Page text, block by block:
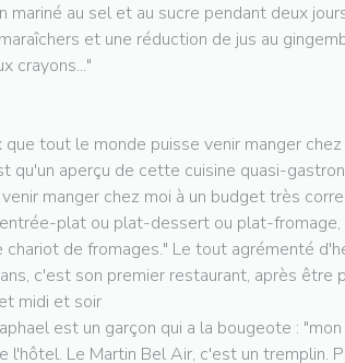
mariné au sel et au sucre pendant deux
et une réduction de jus au
crayons..."
que tout le monde puisse venir manger
qu'un aperçu de cette cuisine quasi-
manger chez moi à un budget très
plat ou plat-dessert ou plat-
chariot de fromages." Le tout agrémenté
c'est son premier restaurant, après être
midi et soir
est un garçon qui a la bougeote :
l'hôtel. Le Martin Bel Air, c'est un tremplin.